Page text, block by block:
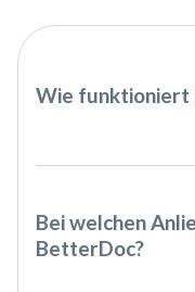
Wie funktioniert
BetterDoc
auf und stellt
zu
Bei welchen
BetterDoc?